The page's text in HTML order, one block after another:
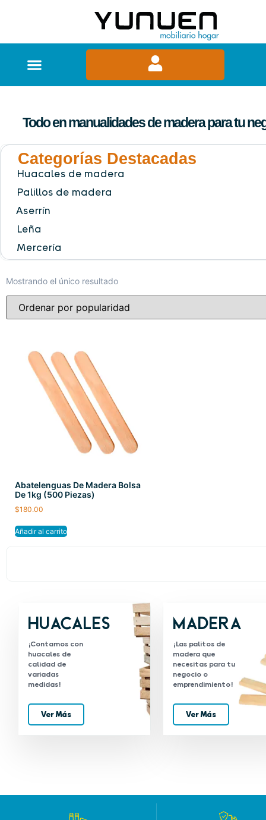
Todo en manualidades de madera para tu
Categorías Destacadas
Huacales de madera
Palillos de madera
Aserrín
Leña
Mercería
Mostrando el único resultado
Abatelenguas De Madera Bolsa
De 1kg (500 Piezas)
$180.00
Añadir al carrito
Huacales
¡Contamos con
huacales de
calidad de
variadas
medidas!
Ver Más
Madera
¡Las palitos de
madera que
necesitas para tu
negocio o
emprendimiento!
Ver Más